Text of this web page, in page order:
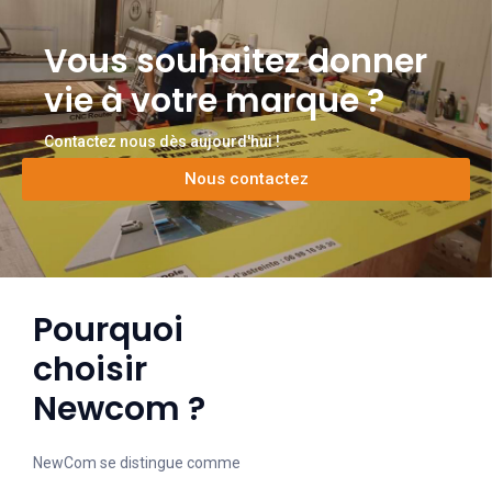
Vous souhaitez donner
vie à votre marque ?
Contactez nous dès aujourd'hui !
Nous contactez
Pourquoi
choisir
Newcom ?
NewCom se distingue comme